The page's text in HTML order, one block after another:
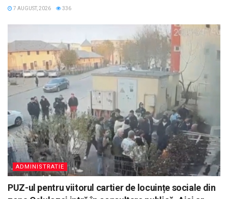
7 AUGUST, 2026 336
ADMINISTRATIE
PUZ-ul pentru viitorul cartier de locuințe sociale din